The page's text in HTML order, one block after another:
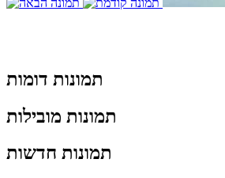
תמונות דומות
תמונות מובילות
תמונות חדשות